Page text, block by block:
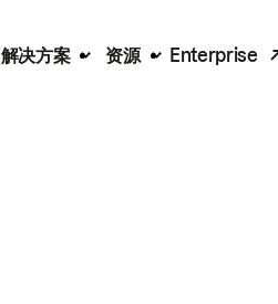
解决方案 资源 Enterprise